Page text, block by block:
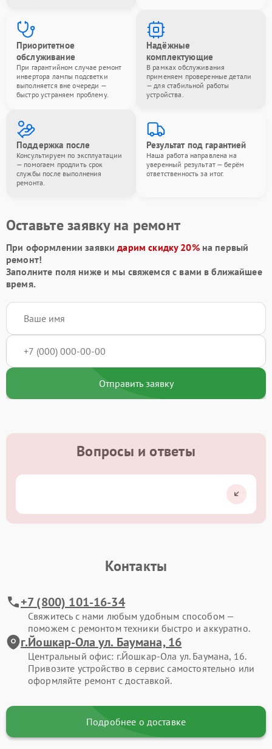
Приоритетное
обслуживание
При гарантийном случае ремонт
инвертора лампы подсветки
выполняется вне очереди —
быстро устраняем проблему.
Надёжные
комплектующие
В рамках обслуживания
применяем проверенные детали
— для стабильной работы
устройства.
Поддержка после
Консультируем по эксплуатации
— помогаем продлить срок
службы после выполнения
ремонта.
Результат под гарантией
Наша работа направлена на
уверенный результат — берём
ответственность за итог.
Оставьте заявку на ремонт
При оформлении заявкидарим скидку 20%на первый
ремонт!
Заполните поля ниже и мы свяжемся с вами в ближайшее
время.
Отправить заявку
Вопросы и ответы
Контакты
+7 (800) 101-16-34
Свяжитесь с нами любым удобным способом —
поможем с ремонтом техники быстро и аккуратно.
г.Йошкар-Ола ул. Баумана, 16
Центральный офис: г.Йошкар-Ола ул. Баумана, 16.
Привозите устройство в сервис самостоятельно или
оформляйте ремонт с доставкой.
Подробнее о доставке